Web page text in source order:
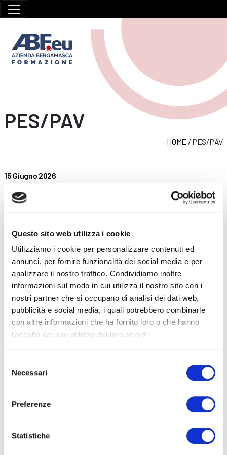
Questo sito web utilizza i cookie
Utilizziamo i cookie per personalizzare contenuti ed
annunci, per fornire funzionalità dei social media e per
analizzare il nostro traffico. Condividiamo inoltre
informazioni sul modo in cui utilizza il nostro sito con i
nostri partner che si occupano di analisi dei dati web,
pubblicità e social media, i quali potrebbero combinarle
con altre informazioni che ha fornito loro o che hanno
raccolto dal suo utilizzo dei loro servizi.
delNecessari
Preferenze
Statistiche
PES/PAV
HOME / PES/PAV
15 Giugno 2026
Aggiornamento PES PAV per lavori elettrici sotto
tensione norma CEI 11/27
15 Giugno 2026
PES PAV per lavori elettrici sotto tensione norma CEI
11/27
Introduzione Il corso PES/PAV si rivolge a chi opera su
13 Gennaio 2026
Introduzione Il corso di aggiornamento PES/PAV si rivolge a chi
13 Gennaio 2026
11/27